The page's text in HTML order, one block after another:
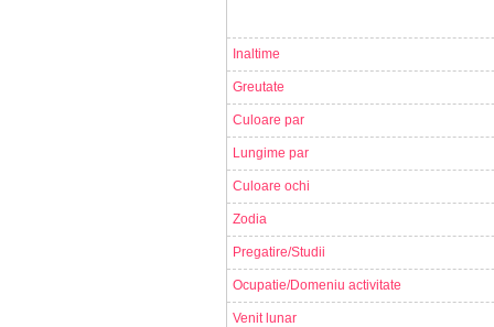
Inaltime
Greutate
Culoare par
Lungime par
Culoare ochi
Zodia
Pregatire/Studii
Ocupatie/Domeniu activitate
Venit lunar